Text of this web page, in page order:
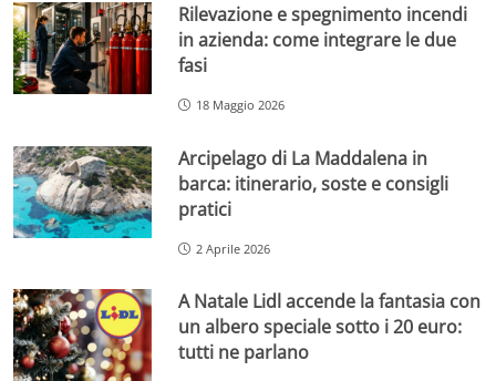
Rilevazione e spegnimento incendi
in azienda: come integrare le due
fasi
18 Maggio 2026
Arcipelago di La Maddalena in
barca: itinerario, soste e consigli
pratici
2 Aprile 2026
A Natale Lidl accende la fantasia con
un albero speciale sotto i 20 euro:
tutti ne parlano